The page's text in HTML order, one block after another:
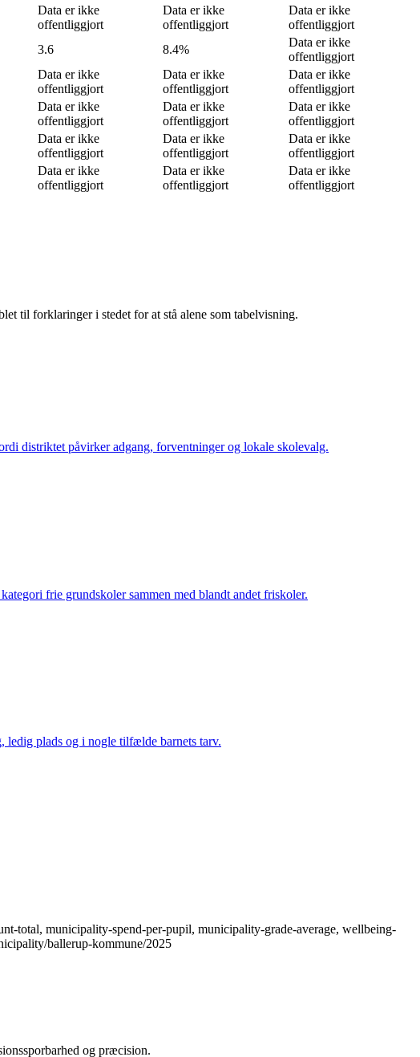
Data er ikke
offentliggjort
Data er ikke
offentliggjort
Data er ikke
offentliggjort
3.6 8.4%
Data er ikke
offentliggjort
Data er ikke
offentliggjort
Data er ikke
offentliggjort
Data er ikke
offentliggjort
Data er ikke
offentliggjort
Data er ikke
offentliggjort
Data er ikke
offentliggjort
Data er ikke
offentliggjort
Data er ikke
offentliggjort
Data er ikke
offentliggjort
Data er ikke
offentliggjort
Data er ikke
offentliggjort
Data er ikke
offentliggjort
til forklaringer i stedet for at stå alene som tabelvisning.
distriktet påvirker adgang, forventninger og lokale skolevalg.
frie grundskoler sammen med blandt andet friskoler.
ledig plads og i nogle tilfælde barnets tarv.
total, municipality-spend-per-pupil, municipality-grade-average, wellbeing-
ballerup-kommune/2025
og præcision.